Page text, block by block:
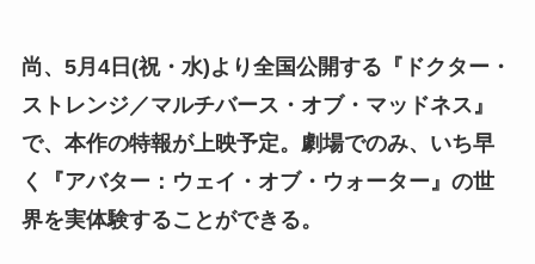
尚、5月4日(祝・水)より全国公開する『ドクター・
ストレンジ／マルチバース・オブ・マッドネス』
で、本作の特報が上映予定。劇場でのみ、いち早
く『アバター：ウェイ・オブ・ウォーター』の世
界を実体験することができる。